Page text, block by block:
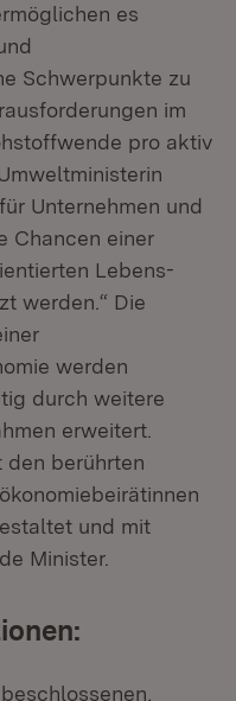
es
Schwerpunkte zu
im
pro aktiv
Unternehmen und
Chancen einer
Lebens-
werden.“ Die
werden
durch weitere
erweitert.
den berührten
und mit
Minister.